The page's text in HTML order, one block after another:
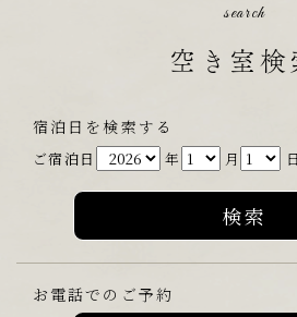
search
空き室検
宿泊日を検索する
ご宿泊日 年 月 日
お電話でのご予約